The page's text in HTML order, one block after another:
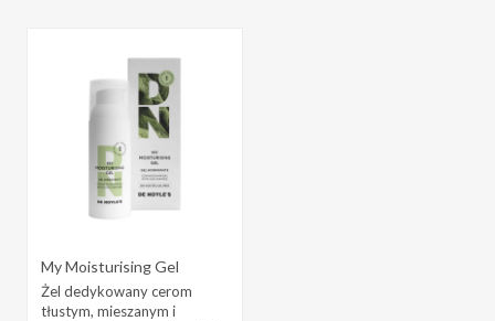
My Moisturising Gel
Żel dedykowany cerom
tłustym, mieszanym i